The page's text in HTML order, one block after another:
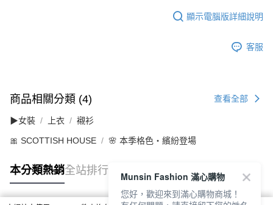
顯示電腦版詳細說明
客服
商品相關分類 (4) 查看全部
▶女裝 上衣 襯衫
🎀 SCOTTISH HOUSE 🌸 本季格色・繽紛登場
本分類熱銷全站排行
Munsin Fashion 滿心購物
您好，歡迎來到滿心購物商城！